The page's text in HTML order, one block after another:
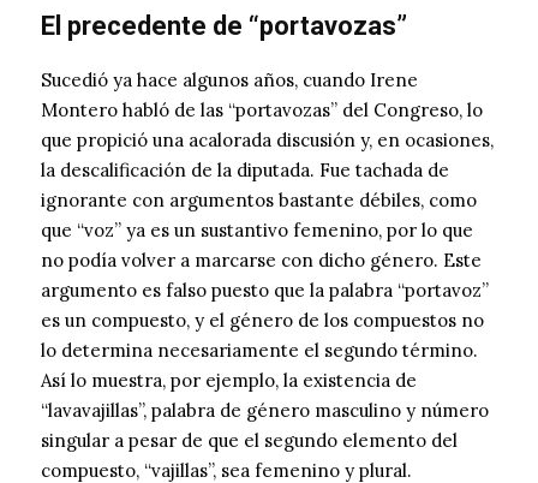
El precedente de “portavozas”
Sucedió ya hace algunos años, cuando Irene
Montero habló de las “portavozas” del Congreso, lo
que propició una acalorada discusión y, en ocasiones,
la descalificación de la diputada. Fue tachada de
ignorante con argumentos bastante débiles, como
que “voz” ya es un sustantivo femenino, por lo que
no podía volver a marcarse con dicho género. Este
argumento es falso puesto que la palabra “portavoz”
es un compuesto, y el género de los compuestos no
lo determina necesariamente el segundo término.
Así lo muestra, por ejemplo, la existencia de
“lavavajillas”, palabra de género masculino y número
singular a pesar de que el segundo elemento del
compuesto, “vajillas”, sea femenino y plural.